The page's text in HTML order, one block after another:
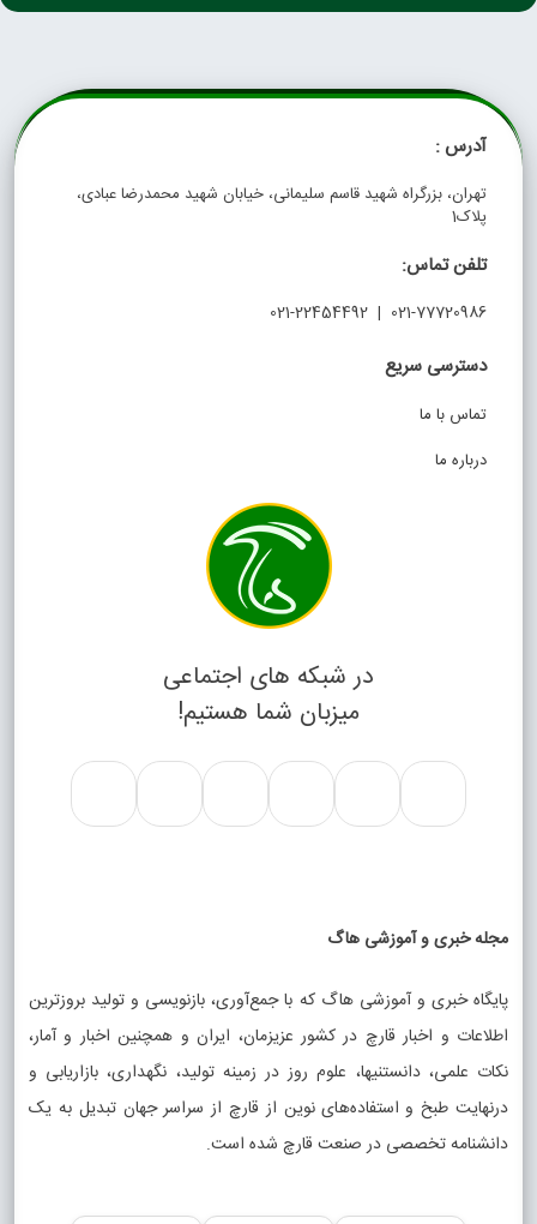
آدرس :
تهران، بزرگراه شهید قاسم سلیمانی، خیابان شهید محمدرضا عبادی،
پلاک1
تلفن تماس:
021-77720986 | 021-22454492
دسترسی سریع
تماس با ما
درباره ما
در شبکه های اجتماعی
میزبان شما هستیم!
مجله خبری و آموزشی هاگ
پایگاه خبری و آموزشی هاگ که با جمع‌آوری، بازنویسی و تولید بروزترین
اطلاعات و اخبار قارچ در کشور عزیزمان، ایران و همچنین اخبار و آمار،
نکات علمی، دانستنیها، علوم روز در زمینه تولید، نگهداری، بازاریابی و
درنهایت طبخ و استفاده‌های نوین از قارچ از سراسر جهان تبدیل به یک
دانشنامه تخصصی در صنعت قارچ شده است.